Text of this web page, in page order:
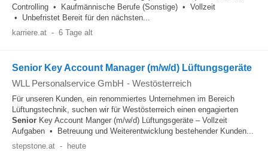
Controlling • Kaufmännische Berufe (Sonstige) • Vollzeit
• Unbefristet Bereit für den nächsten...
karriere.at - 6 Tage alt
Senior Key Account Manager (m/w/d) Lüftungsgeräte
WLL Personalservice GmbH - Westösterreich
Für unseren Kunden, ein renommiertes Unternehmen im Bereich
Lüftungstechnik, suchen wir für Westösterreich einen engagierten
Senior Key Account Manger (m/w/d) Lüftungsgeräte – Vollzeit
Aufgaben • Betreuung und Weiterentwicklung bestehender Kunden...
stepstone.at - heute